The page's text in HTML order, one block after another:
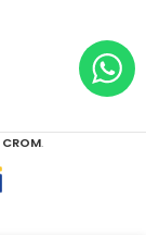
CROM.